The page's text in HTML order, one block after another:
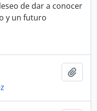
de dar a conocer
y un futuro